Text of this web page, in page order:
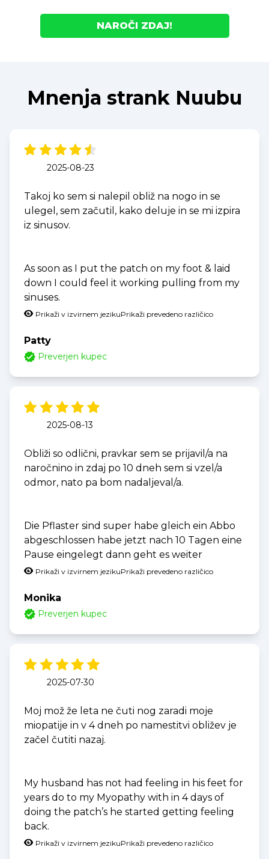
NAROČI ZDAJ!
Mnenja strank Nuubu
2025-08-23
Takoj ko sem si nalepil obliž na nogo in se
ulegel, sem začutil, kako deluje in se mi izpira
iz sinusov.
As soon as I put the patch on my foot & laid
down I could feel it working pulling from my
sinuses.
Prikaži v izvirnem jezikuPrikaži prevedeno različico
Patty
Preverjen kupec
2025-08-13
Obliži so odlični, pravkar sem se prijavil/a na
naročnino in zdaj po 10 dneh sem si vzel/a
odmor, nato pa bom nadaljeval/a.
Die Pflaster sind super habe gleich ein Abbo
abgeschlossen habe jetzt nach 10 Tagen eine
Pause eingelegt dann geht es weiter
Prikaži v izvirnem jezikuPrikaži prevedeno različico
Monika
Preverjen kupec
2025-07-30
Moj mož že leta ne čuti nog zaradi moje
miopatije in v 4 dneh po namestitvi obližev je
začel čutiti nazaj.
My husband has not had feeling in his feet for
years do to my Myopathy with in 4 days of
doing the patch’s he started getting feeling
back.
Prikaži v izvirnem jezikuPrikaži prevedeno različico